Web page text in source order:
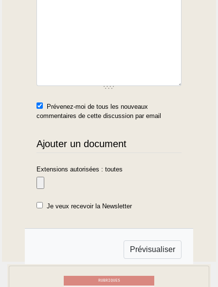
Prévenez-moi de tous les nouveaux
commentaires de cette discussion par email
Ajouter un document
Extensions autorisées : toutes
Je veux recevoir la Newsletter
RUBRIQUES